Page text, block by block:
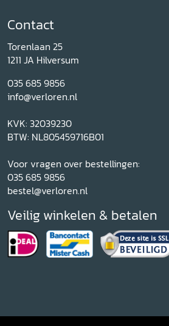
Contact
Torenlaan 25
1211 JA Hilversum
035 685 9856
info@verloren.nl
KVK: 32039230
BTW: NL805459716B01
Voor vragen over bestellingen:
035 685 9856
bestel@verloren.nl
Veilig winkelen & betalen